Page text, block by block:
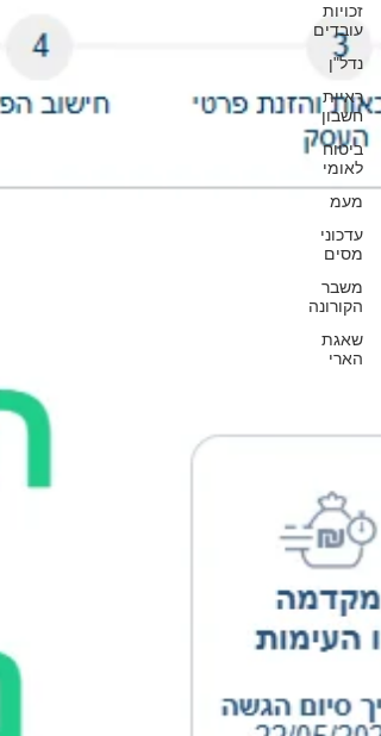
זכויות
עובדים
נדל"ן
ראיית
חשבון
ביטוח
לאומי
מעמ
עדכוני
מסים
משבר
הקורונה
שאגת
הארי